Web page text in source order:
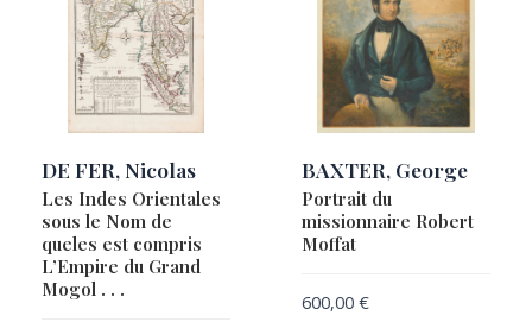
LE ROUGE, Georges-Louis
LE ROUGE, Georges-Louis, CASSINI DE THURY,
Jacques & HASS
LECLERC, Jean
LESPINASSE, Louis-Nicolas de
LIEBAUX, Henri
LINSCHOTEN, Jean Huygen van
LOTTER, Tobias Conrad
MASON, Arnold C. & HACKMAN, Robert J.
DE FER, Nicolas
Les Indes Orientales
sous le Nom de
queles est compris
L’Empire du Grand
Mogol . . .
BAXTER, George
Portrait du
missionnaire Robert
Moffat
600,00 €